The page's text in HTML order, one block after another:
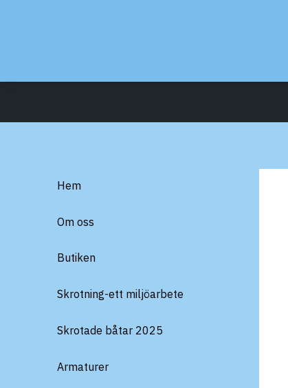
Hem
Om oss
Butiken
Skrotning-ett miljöarbete
Skrotade båtar 2025
Armaturer